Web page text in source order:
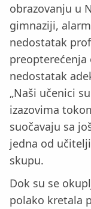
obrazovanju u
gimnaziji,
nedostatak
nedostatak
„Naši učenici
izazovima
suočavaju sa
jedna od
skupu.
Dok su se
polako kretala